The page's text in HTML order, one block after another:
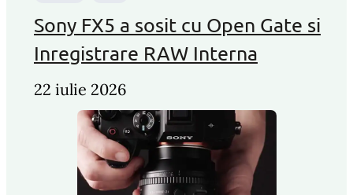
Sony FX5 a sosit cu Open Gate si
Inregistrare RAW Interna
22 iulie 2026